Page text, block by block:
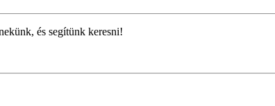
és segítünk keresni!